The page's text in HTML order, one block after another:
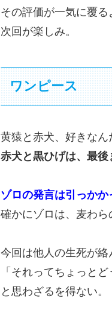
その評価が一気に覆る
次回が楽しみ。
ワンピース
黄猿と赤犬、好きなん
赤犬と黒ひげは、最後
ゾロの発言は引っかか
確かにゾロは、麦わら
今回は他人の生死が絡
「それってちょっとど
と思わざるを得ない。